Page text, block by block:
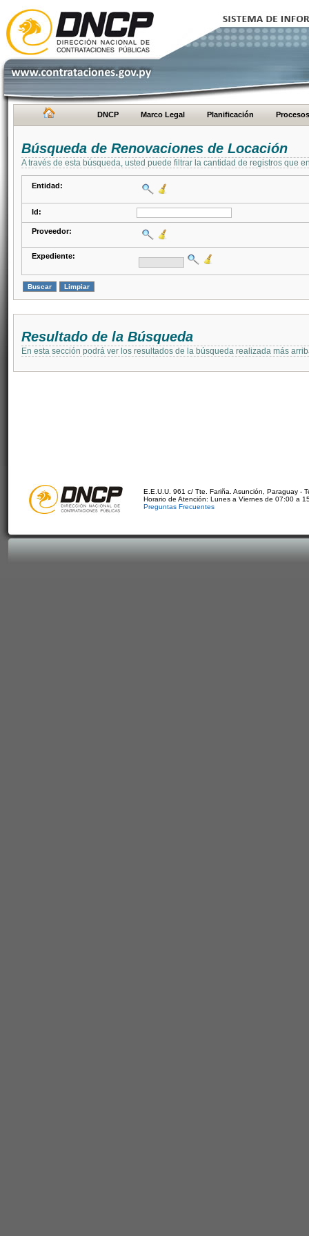
DNCP Marco Legal Planificación Procesos
Búsqueda de Renovaciones de Locación
A través de esta búsqueda, usted puede filtrar la cantidad de registros que
Entidad:
Id:
Proveedor:
Expediente:
Resultado de la Búsqueda
En esta sección podrá ver los resultados de la búsqueda realizada más
E.E.U.U. 961 c/ Tte. Fariña. Asunción, Paraguay -
Horario de Atención: Lunes a Viernes de 07:00 a
Preguntas Frecuentes